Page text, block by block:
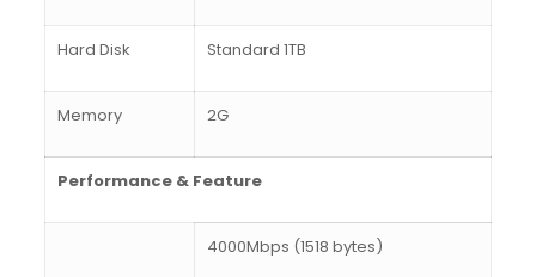
Hard Disk Standard 1TB
Memory 2G
Performance & Feature
4000Mbps (1518 bytes)